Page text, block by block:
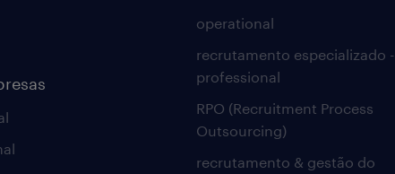
operational
recrutamento especializado -
professional
RPO (Recruitment Process
Outsourcing)
recrutamento & gestão do